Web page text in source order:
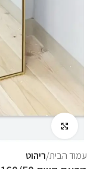
עמוד הבית ריהוט